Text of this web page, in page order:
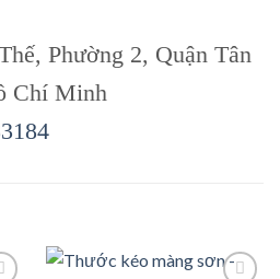
Phường 2, Quận Tân
Chí Minh